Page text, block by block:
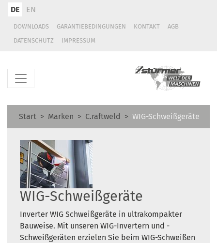
DE EN
DOWNLOADS GARANTIEBEDINGUNGEN KONTAKT
AGB
DATENSCHUTZ
IMPRESSUM
Start Marken C.raftweld WIG-Schweißgeräte
WIG-Schweißgeräte
Inverter WIG Schweißgeräte in ultrakompakter
Bauweise. Mit unseren WIG-Invertern und -
Schweißgeräten erzielen Sie beim WIG-Schweißen